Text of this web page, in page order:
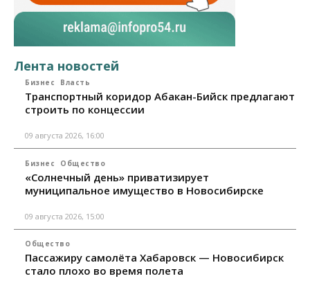
Лента новостей
Бизнес Власть
Транспортный коридор Абакан-Бийск предлагают
строить по концессии
09 августа 2026, 16:00
Бизнес Общество
«Солнечный день» приватизирует
муниципальное имущество в Новосибирске
09 августа 2026, 15:00
Общество
Пассажиру самолёта Хабаровск — Новосибирск
стало плохо во время полета